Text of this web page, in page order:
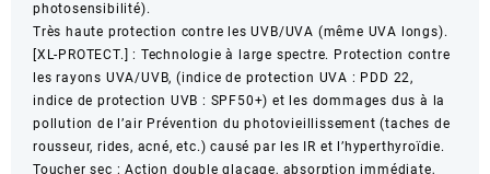
Shine
50
ml
photosensibilité).
Très haute protection contre les UVB/UVA (même UVA longs).
[XL-PROTECT.] : Technologie à large spectre. Protection contre
les rayons UVA/UVB, (indice de protection UVA : PDD 22,
indice de protection UVB : SPF50+) et les dommages dus à la
pollution de l’air Prévention du photovieillissement (taches de
rousseur, rides, acné, etc.) causé par les IR et l’hyperthyroïdie.
Toucher sec : Action double glaçage, absorption immédiate,